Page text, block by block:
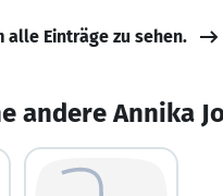
alle Einträge zu sehen.
andere Annika